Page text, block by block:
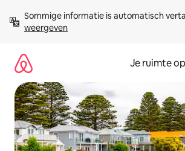
direct
naar
Sommige informatie is automatisch
weergeven
Je ruimte